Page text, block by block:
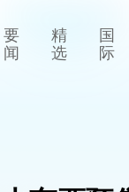
要
闻
精
选
国
际